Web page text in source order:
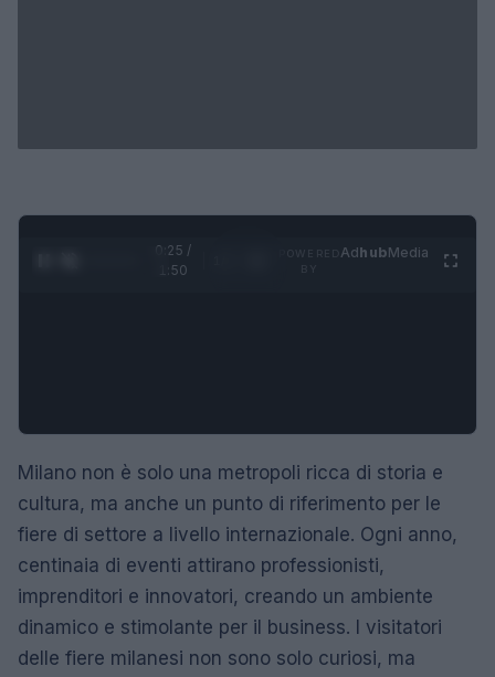
0:26 /
1:50
AdhubMedia
Milano non è solo una metropoli ricca di storia e
cultura, ma anche un punto di riferimento per le
fiere di settore a livello internazionale. Ogni anno,
centinaia di eventi attirano professionisti,
imprenditori e innovatori, creando un ambiente
dinamico e stimolante per il business. I visitatori
delle fiere milanesi non sono solo curiosi, ma